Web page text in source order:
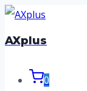
Перейти
к
AXplus
0